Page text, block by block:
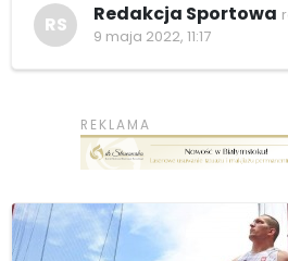
RS Redakcja Sportowa
9 maja 2022, 11:17